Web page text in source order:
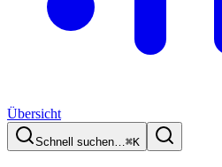
Übersicht
Schnell suchen…⌘K